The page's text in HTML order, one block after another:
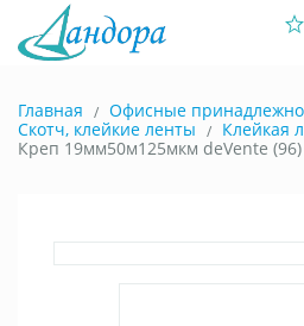
Главная
Офисные
Скотч, клейкие ленты
Клейкая
Креп 19мм50м125мкм deVente (96)